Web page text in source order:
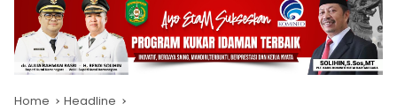
Home Headline